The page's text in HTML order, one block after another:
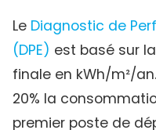
Le Diagnostic de
(DPE) est basé sur
finale en kWh/m²/
20% la
premier poste de